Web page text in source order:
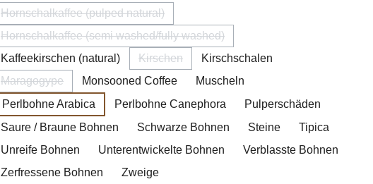
Hornschalkaffee (pulped natural)
(Diese Option ist zurzeit nicht verfügbar.)
Hornschalkaffee (semi washed/fully washed)
(Diese Option ist zurzeit nicht verfügbar.)
Kaffeekirschen (natural) Kirschen
(Diese Option ist zurzeit nicht verfügbar.)
Kirschschalen
Maragogype
(Diese Option ist zurzeit nicht verfügbar.)
Monsooned Coffee
Muscheln
Perlbohne Arabica
Perlbohne Canephora
Pulperschäden
Saure / Braune Bohnen
Schwarze Bohnen Steine
Tipica
Unreife Bohnen
Unterentwickelte Bohnen
Verblasste Bohnen
Zerfressene Bohnen
Zweige